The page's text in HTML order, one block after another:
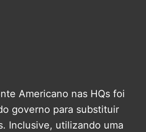
Americano nas HQs foi
governo para substituir
Inclusive, utilizando uma